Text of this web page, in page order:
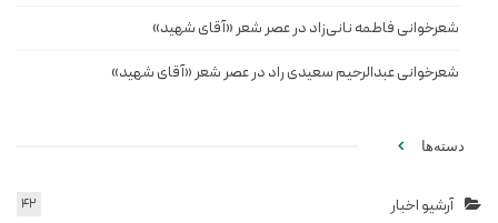
شعرخوانی فاطمه نانی‌زاد در عصر شعر «آقای شهید»
شعرخوانی عبدالرحیم سعیدی راد در عصر شعر «آقای شهید»
دسته‌ها
آرشیو اخبار 42